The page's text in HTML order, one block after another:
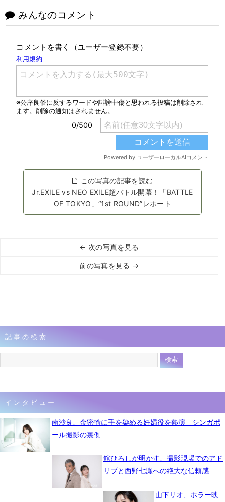
みんなのコメント
コメントを書く（ユーザー登録不要）
この写真の記事を読む
Jr.EXILE vs NEO EXILE超バトル開幕！「BATTLE
OF TOKYO」“1st ROUND”レポート
← 次の写真を見る
前の写真を見る →
記事の検索
インタビュー
南沙良、金密輸に手を染める妊婦役を熱演 シンガポ
ール撮影の裏側
舘ひろしが明かす、撮影現場でのアド
リブと西野七瀬への絶大な信頼感
山下リオ、ホラー映